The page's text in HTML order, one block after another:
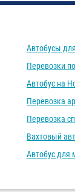
Автобусы
Перевозки
Автобус на
Перевозка
Перевозка
Вахтовый
Автобус для